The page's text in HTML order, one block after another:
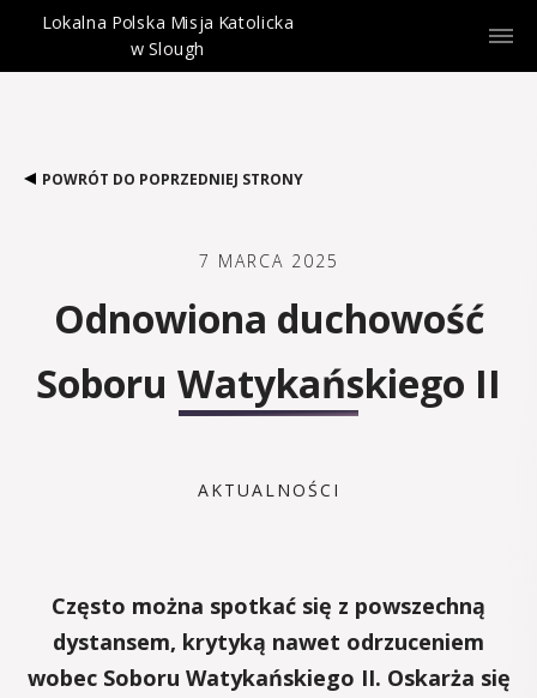
Lokalna Polska Misja Katolicka
w Slough
POWRÓT DO POPRZEDNIEJ STRONY
7 MARCA 2025
Odnowiona duchowość
Soboru Watykańskiego II
AKTUALNOŚCI
Często można spotkać się z powszechną
dystansem, krytyką nawet odrzuceniem
wobec Soboru Watykańskiego II. Oskarża się